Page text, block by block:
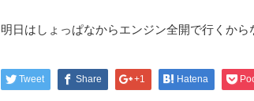
明日はしょっぱなからエンジン全開で行くか
Tweet Share +1 Hatena